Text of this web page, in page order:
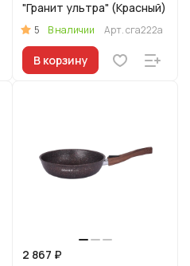
"Гранит ультра" (Красный)
5 В наличии Арт.сга222а
В корзину
2 867 ₽